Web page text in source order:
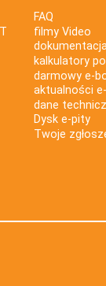
FAQ
filmy Video
kalkulatory
darmowy e-
aktualności
dane
Dysk e-pity
Twoje